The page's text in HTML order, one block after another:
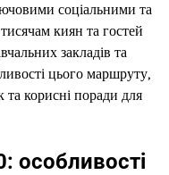
соціальними та
киян та гостей
закладів та
цього маршруту,
та корисні поради для
особливості